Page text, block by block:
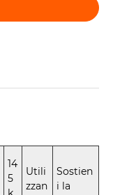
14
5
Utili
zzan
Sostien
i la